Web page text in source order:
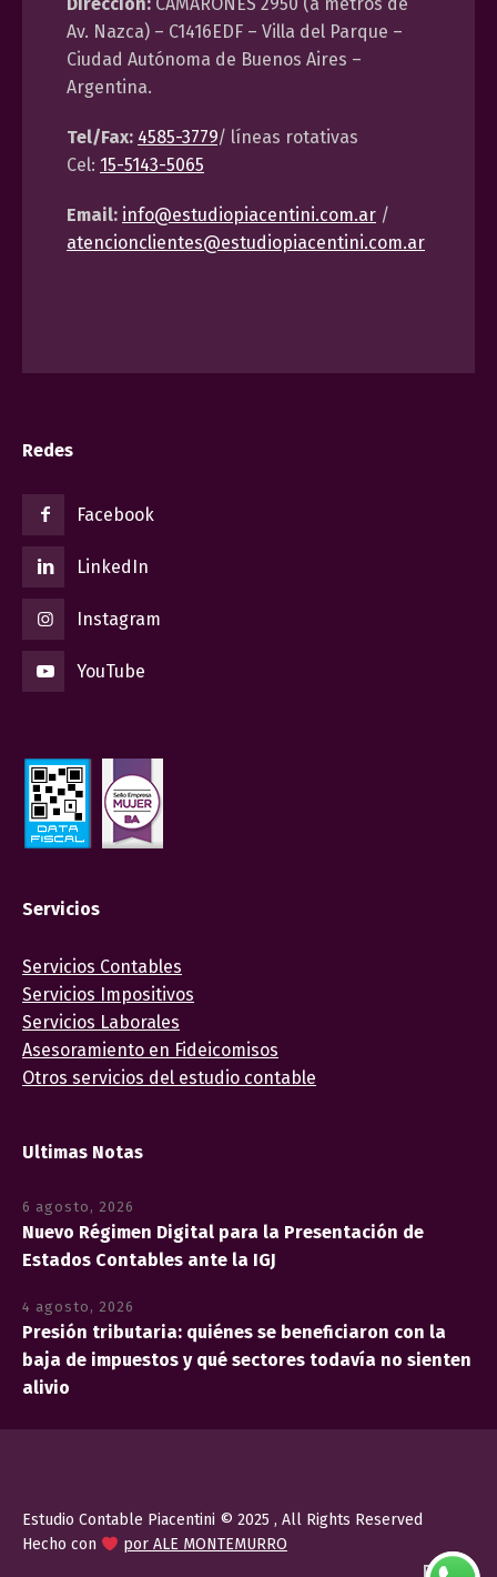
Av. Nazca) – C1416EDF – Villa del Parque –
Ciudad Autónoma de Buenos Aires –
Argentina.
Tel/Fax: 4585-3779/ líneas rotativas
Cel: 15-5143-5065
Email: info@estudiopiacentini.com.ar /
atencionclientes@estudiopiacentini.com.ar
Redes
Facebook
LinkedIn
Instagram
YouTube
Servicios
Servicios Contables
Servicios Impositivos
Servicios Laborales
Asesoramiento en Fideicomisos
Otros servicios del estudio contable
Ultimas Notas
6 agosto, 2026
Nuevo Régimen Digital para la Presentación de
Estados Contables ante la IGJ
4 agosto, 2026
Presión tributaria: quiénes se beneficiaron con la
baja de impuestos y qué sectores todavía no sienten
alivio
Estudio Contable Piacentini © 2025 , All Rights Reserved
Hecho con
por ALE MONTEMURRO